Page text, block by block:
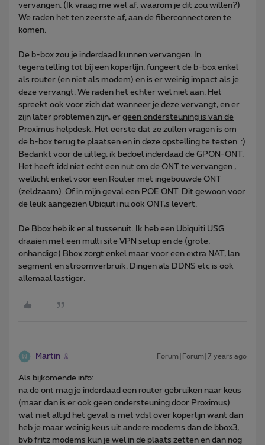
vervangen. (Ik vraag me wel af, waarom je dit zou willen?)
We raden het ten zeerste af, aan de fiberconnectoren te
komen.
De b-box zou je inderdaad kunnen vervangen. In
tegenstelling tot bij een koperlijn, fungeert de b-box enkel
als router (en niet als modem) en is er weinig impact als je
deze vervangt. We raden het echter wel niet aan. Het
spreekt ook voor zich dat wanneer je deze vervangt, en er
zijn later problemen zijn, er geen ondersteuning is van de
Proximus helpdesk . Het eerste dat ze zullen vragen is om
de b-box terug te plaatsen en in deze opstelling te testen. :)
Bedankt voor de uitleg, ik bedoel inderdaad de GPON-ONT.
Het heeft idd niet echt een nut om de ONT te vervangen ,
wellicht enkel voor een Router met ingebouwde ONT
(zeldzaam). Of in mijn geval een POE ONT. Dit gewoon voor
de leuk aangezien Ubiquiti nu ook ONT,s levert.
De Bbox heb ik er al tussenuit. Ik heb een Ubiquiti USG
draaien met een multi site VPN setup en de (grote,
onhandige) Bbox zorgt enkel maar voor een extra NAT, lan
segment en stroomverbruik. Dingen als DDNS etc is ook
allemaal lastiger.
Martin Forum|Forum|7 years ago
Als bijkomende info:
na de ont mag je inderdaad een router gebruiken naar keus
(maar dan is er ook geen ondersteuning door Proximus)
wat niet altijd het geval is met vdsl over koperlijn want dan
heb je maar weinig keus uit andere modems dan de bbox3,
bvb fritz modems kun je wel in de plaats zetten en dan nog